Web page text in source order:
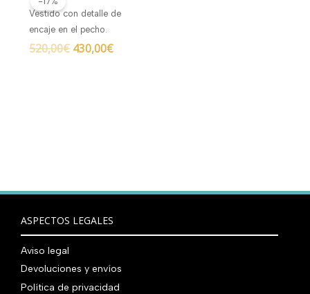
Vestido con detalle de
encaje en el pecho.
520,00€
original
era:
520,00€.
430,00€
actual
ASPECTOS LEGALES
Aviso legal
Devoluciones y envíos
Política de privacidad